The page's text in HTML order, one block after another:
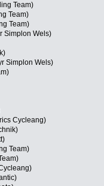
Team)
Team)
Team)
Simplon Wels)
Simplon Wels)
Cycleang)
Team)